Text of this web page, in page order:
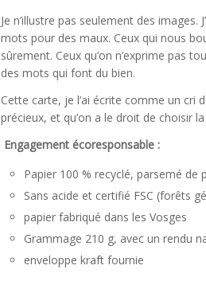
Je n’illustre pas seulement des images.
mots pour des maux. Ceux qui nous
sûrement. Ceux qu’on n’exprime pas
des mots qui font du bien.
Cette carte, je l’ai écrite comme un cri
précieux, et qu’on a le droit de choisir
Engagement écoresponsable :
Papier 100 % recyclé, parsemé de
Sans acide et certifié FSC (forêts
papier fabriqué dans les Vosges
Grammage 210 g, avec un rendu
enveloppe kraft fournie